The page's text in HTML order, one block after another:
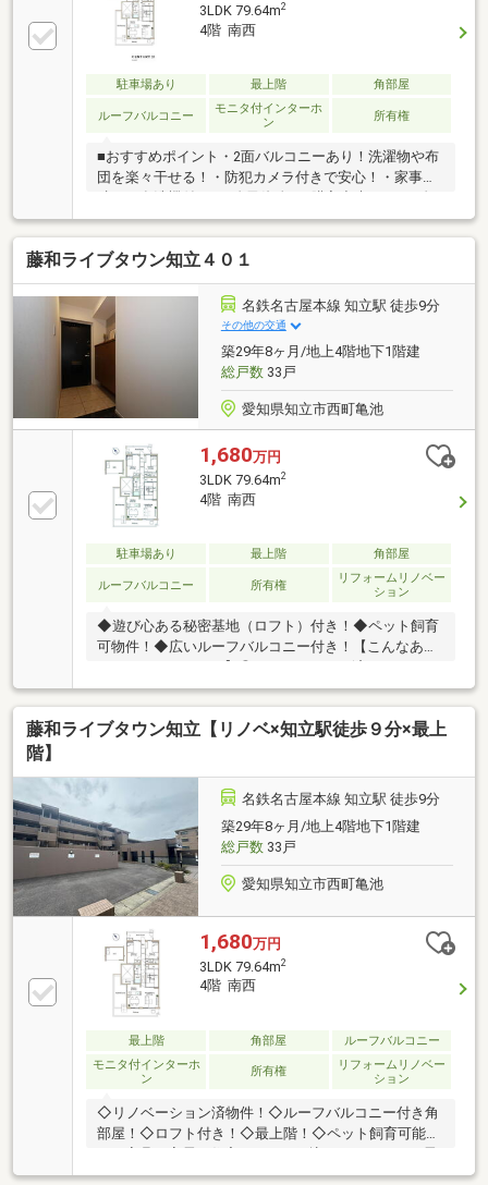
3LDK 79.64m2
4階 南西
駐車場あり 最上階 角部屋
ルーフバルコニー
モニタ付インターホ
ン
所有権
■おすすめポイント・2面バルコニーあり！洗濯物や布
団を楽々干せる！・防犯カメラ付きで安心！・家事が
営業、勤続短い方ご相談を！□今すぐ内覧大歓迎！□深
夜問い合わせ受け付けます！ご契約者様へプレゼン
ト！マットレス、エアコン、TV、食洗機、冷蔵庫、洗
濯機、掃除機の中からお選び頂けます。(景品法規約上
限内商品）プレゼント情報見ましたとお伝え下さい♪
藤和ライブタウン知立４０１
名鉄名古屋本線 知立駅 徒歩9分
その他の交通
築29年8ヶ月/地上4階地下1階建
総戸数33戸
愛知県知立市西町亀池
1,680万円
3LDK 79.64m2
4階 南西
駐車場あり 最上階 角部屋
ルーフバルコニー 所有権
リフォームリノベー
ション
◆遊び心ある秘密基地（ロフト）付き！◆ペット飼育
可物件！◆広いルーフバルコニー付き！【こんなあな
な物件をお探しの方！◎ペットと一緒に暮らせるお部
屋をお探しの方！◎通勤、通学で電車を利用する方！
【リフォーム内容】・キッチン、トイレ、、給湯器→
ご見学いただく為、１組ずつご案内させていただいて
おります。事前にご予約をお願いいたします。【お問
い合わせ窓口】TEL0120-34-0909
藤和ライブタウン知立【リノベ×知立駅徒歩９分×最上
階】
名鉄名古屋本線 知立駅 徒歩9分
築29年8ヶ月/地上4階地下1階建
総戸数33戸
愛知県知立市西町亀池
1,680万円
3LDK 79.64m2
4階 南西
最上階 角部屋
ルーフバルコニー
モニタ付インターホ
ン
所有権
リフォームリノベー
ション
◇リノベーション済物件！◇ルーフバルコニー付き角
部屋！◇ロフト付き！◇最上階！◇ペット飼育可能！
話でのご予約、ご質問・お問合せはこちらまで